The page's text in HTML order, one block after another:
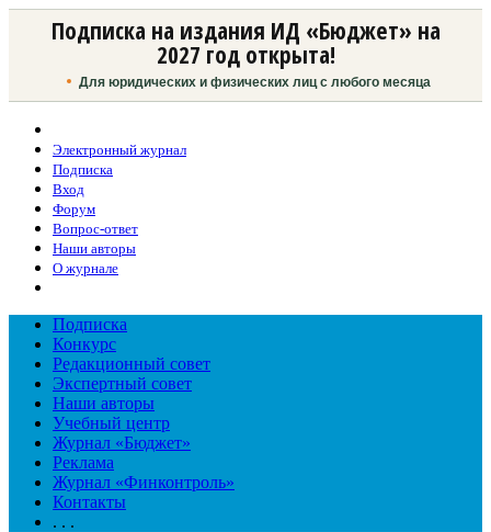
Подписка на издания ИД «Бюджет» на
2027 год открыта!
Для юридических и физических лиц с любого месяца
Электронный журнал
Подписка
Вход
Форум
Вопрос-ответ
Наши авторы
О журнале
Подписка
Конкурс
Редакционный совет
Экспертный совет
Наши авторы
Учебный центр
Журнал «Бюджет»
Реклама
Журнал «Финконтроль»
Контакты
. . .